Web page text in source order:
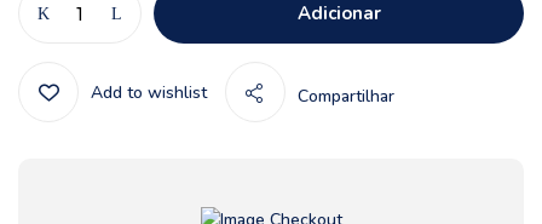
Adicionar
Add to wishlist Compartilhar